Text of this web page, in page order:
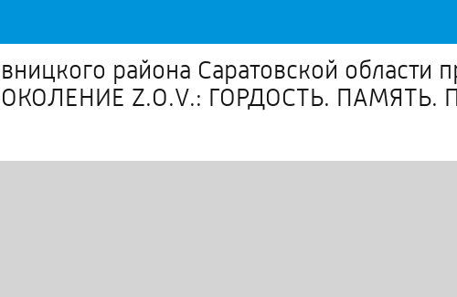
района Саратовской области
Z.O.V.: ГОРДОСТЬ. ПАМЯТЬ.